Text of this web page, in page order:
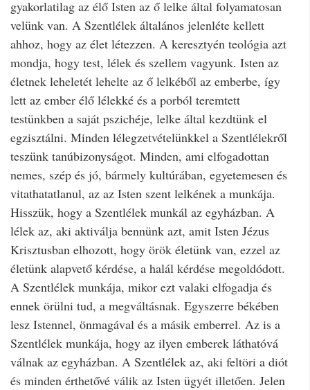
gyakorlatilag az élő Isten az ő lelke által folyamatosan
velünk van. A Szentlélek általános jelenléte kellett
ahhoz, hogy az élet létezzen. A keresztyén teológia azt
mondja, hogy test, lélek és szellem vagyunk. Isten az
életnek leheletét lehelte az ő lelkéből az emberbe, így
lett az ember élő lélekké és a porból teremtett
testünkben a saját pszichéje, lelke által kezdtünk el
egzisztálni. Minden lélegzetvételünkkel a Szentlélekről
teszünk tanúbizonyságot. Minden, ami elfogadottan
nemes, szép és jó, bármely kultúrában, egyetemesen és
vitathatatlanul, az az Isten szent lelkének a munkája.
Hisszük, hogy a Szentlélek munkál az egyházban. A
lélek az, aki aktiválja bennünk azt, amit Isten Jézus
Krisztusban elhozott, hogy örök életünk van, ezzel az
életünk alapvető kérdése, a halál kérdése megoldódott.
A Szentlélek munkája, mikor ezt valaki elfogadja és
ennek örülni tud, a megváltásnak. Egyszerre békében
lesz Istennel, önmagával és a másik emberrel. Az is a
Szentlélek munkája, hogy az ilyen emberek láthatóvá
válnak az egyházban. A Szentlélek az, aki feltöri a diót
és minden érthetővé válik az Isten ügyét illetően. Jelen